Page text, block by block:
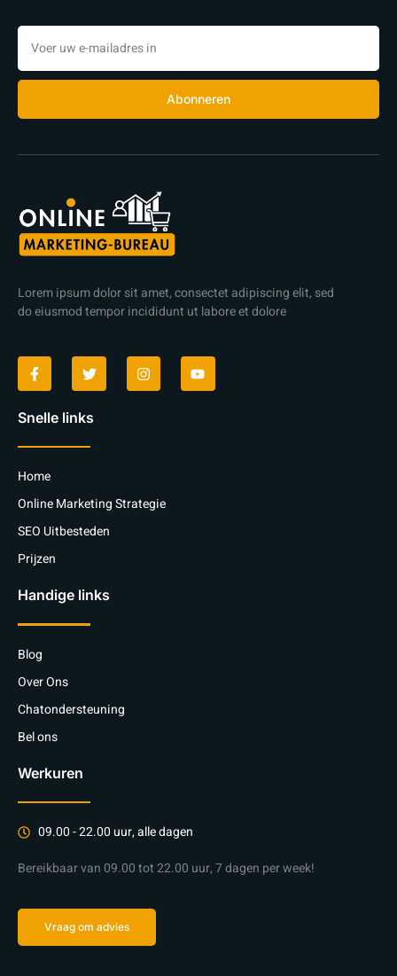
Abonneren
Lorem ipsum dolor sit amet, consectet adipiscing elit, sed
do eiusmod tempor incididunt ut labore et dolore
Snelle links
Home
Online Marketing Strategie
SEO Uitbesteden
Prijzen
Handige links
Blog
Over Ons
Chatondersteuning
Bel ons
Werkuren
09.00 - 22.00 uur, alle dagen
Bereikbaar van 09.00 tot 22.00 uur, 7 dagen per week!
Vraag om advies